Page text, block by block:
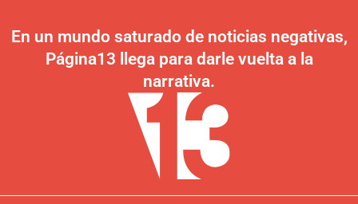
En un mundo saturado de noticias negativas,
Página13 llega para darle vuelta a la
narrativa.